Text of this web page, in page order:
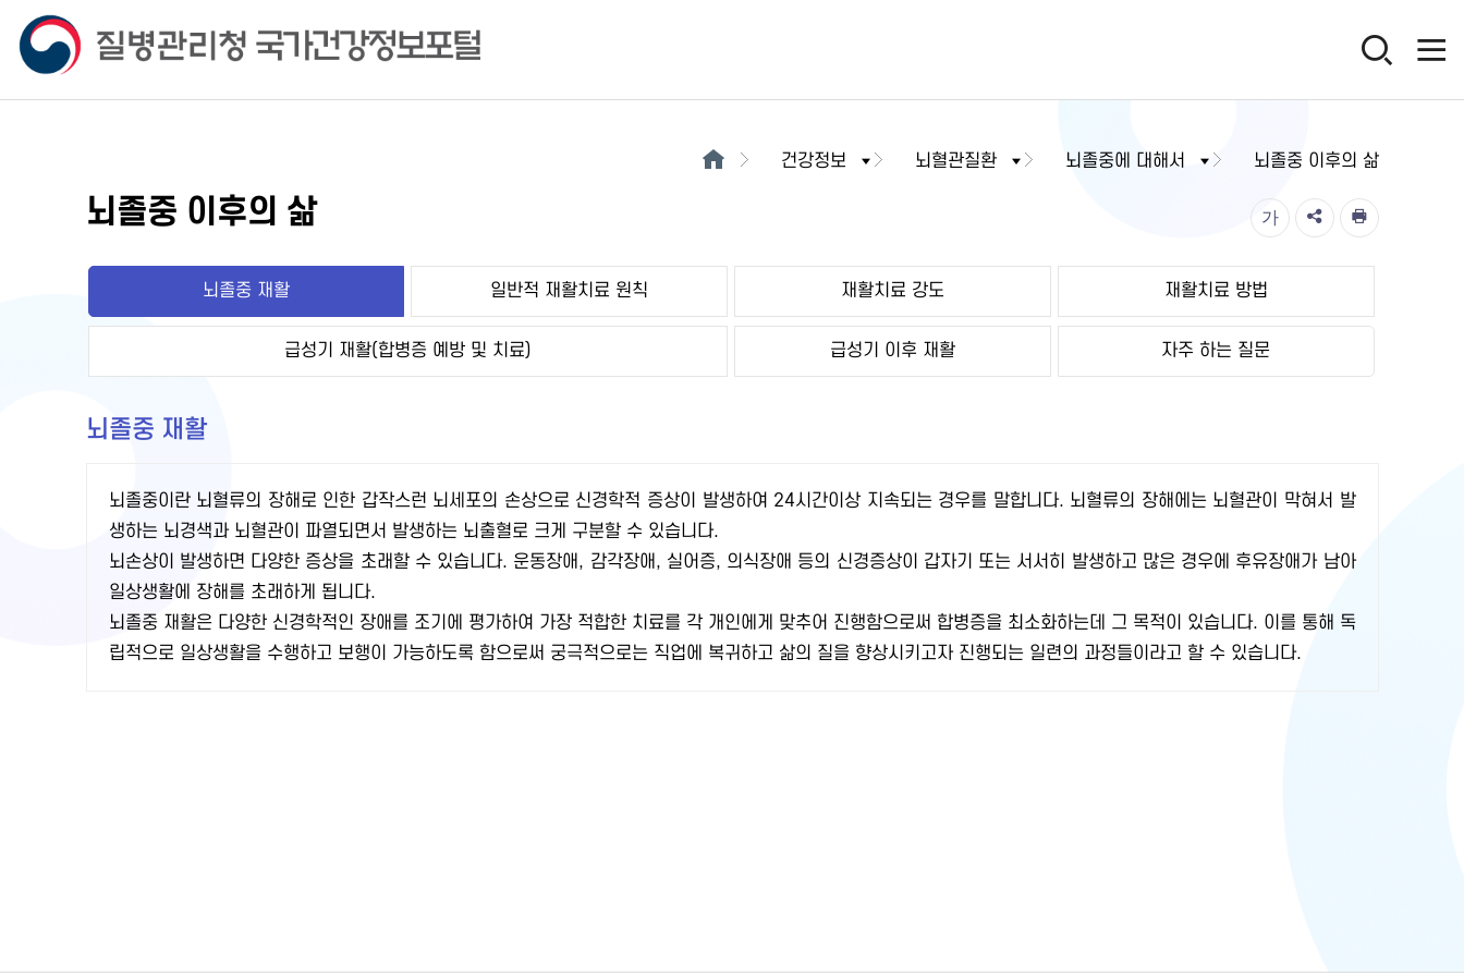
건강정보 뇌혈관질환 뇌졸중에 대해서 뇌졸중 이후의 삶
뇌졸중 이후의 삶 가
뇌졸중 재활 일반적 재활치료 원칙 재활치료 강도 재활치료 방법
급성기 재활(합병증 예방 및 치료) 급성기 이후 재활 자주 하는 질문
뇌졸중 재활
뇌졸중이란 뇌혈류의 장해로 인한 갑작스런 뇌세포의 손상으로 신경학적 증상이 발생하여 24시간이상 지속되는 경우를 말합니다. 뇌혈류의 장해에는 뇌혈관이 막혀서 발
생하는 뇌경색과 뇌혈관이 파열되면서 발생하는 뇌출혈로 크게 구분할 수 있습니다.
뇌손상이 발생하면 다양한 증상을 초래할 수 있습니다. 운동장애, 감각장애, 실어증, 의식장애 등의 신경증상이 갑자기 또는 서서히 발생하고 많은 경우에 후유장애가 남아
일상생활에 장해를 초래하게 됩니다.
뇌졸중 재활은 다양한 신경학적인 장애를 조기에 평가하여 가장 적합한 치료를 각 개인에게 맞추어 진행함으로써 합병증을 최소화하는데 그 목적이 있습니다. 이를 통해 독
립적으로 일상생활을 수행하고 보행이 가능하도록 함으로써 궁극적으로는 직업에 복귀하고 삶의 질을 향상시키고자 진행되는 일련의 과정들이라고 할 수 있습니다.